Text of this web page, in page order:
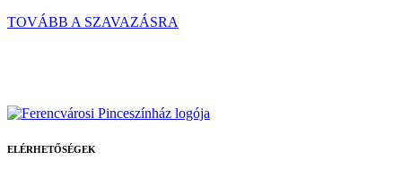
TOVÁBB A SZAVAZÁSRA
ELÉRHETŐSÉGEK